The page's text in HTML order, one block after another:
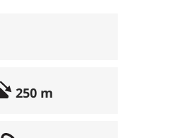
250 m